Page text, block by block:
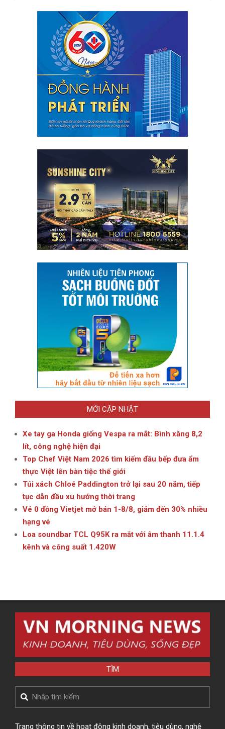
MỚI CẬP NHẬT
Xe tay ga Honda giống Vespa ra mắt: Bình xăng 8,2
lít, công nghệ hiện đại
Top Chef Việt Nam 2026 tìm kiếm đầu bếp đưa ẩm
thực Việt lên bàn tiệc thế giới
Túi xách Chloé Paddington trở lại sau 20 năm, tiếp
tục dẫn đầu xu hướng thời trang
Vé 0 đồng Vietjet mở bán 1-8/8, giảm đến 30% nhiều
hạng vé
Loa soundbar TCL Q95K ra mắt với âm thanh 11.1.4
kênh và công suất 1.420W
TÌM
Search
Trang thông tin về hoạt động kinh doanh, tiêu dùng, nghệ